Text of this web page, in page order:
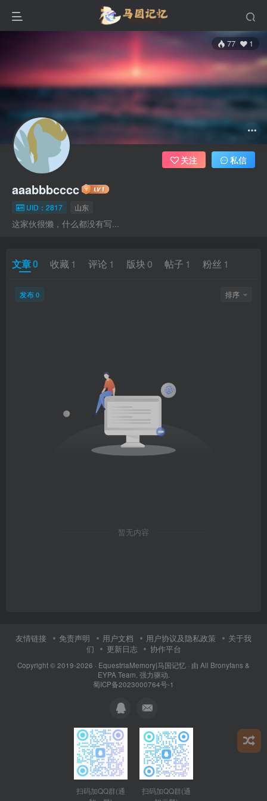
77 1
aaabbbcccc
UID：2817 山东
这家伙很懒，什么都没有写...
关注 私信
文章0 收藏 1 评论 1 版块 0 帖子 1 粉丝 1
发布 0 排序
暂无内容
友情链接 免责声明 用户文档 用户协议及隐私政策
关于我
们
更新日志 协作平台
Copyright © 2019-2026 · EquestriaMemory|马国记忆 · 由 All Bronyfans &
EYPA Team. 强力驱动.
蜀ICP备2023000764号-1
扫码加QQ群(通
扫码加QQ群(通